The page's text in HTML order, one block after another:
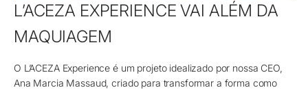
L’ACEZA EXPERIENCE VAI ALÉM DA
MAQUIAGEM
O L’ACEZA Experience é um projeto idealizado por nossa CEO,
Ana Marcia Massaud, criado para transformar a forma como